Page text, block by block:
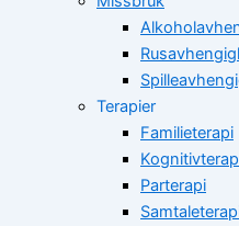
Terapier
Familieterapi
Parterapi